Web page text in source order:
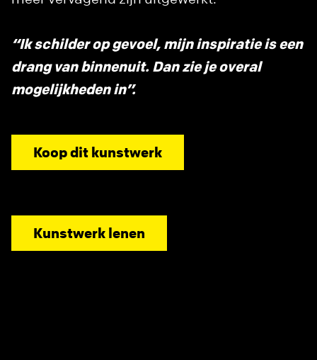
“Ik schilder op gevoel, mijn inspiratie is een
drang van binnenuit. Dan zie je overal
mogelijkheden in”.
Koop dit kunstwerk
Kunstwerk lenen